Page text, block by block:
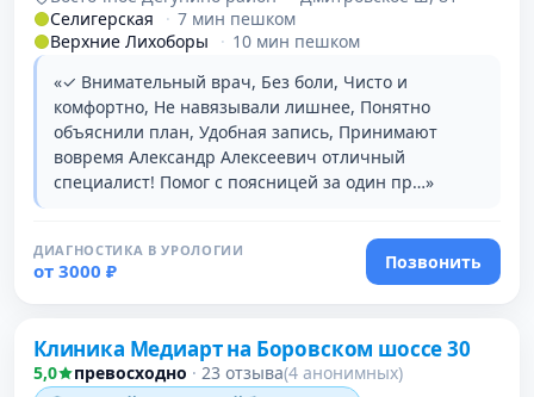
Селигерская
· 7 мин пешком
Верхние Лихоборы
· 10 мин пешком
«✓ Внимательный врач, Без боли, Чисто и
комфортно, Не навязывали лишнее, Понятно
объяснили план, Удобная запись, Принимают
вовремя Александр Алексеевич отличный
специалист! Помог с поясницей за один пр…»
ДИАГНОСТИКА В УРОЛОГИИ
от 3000 ₽ Позвонить
Клиника Медиарт на Боровском шоссе 30
5,0 превосходно · 23 отзыва(4 анонимных)